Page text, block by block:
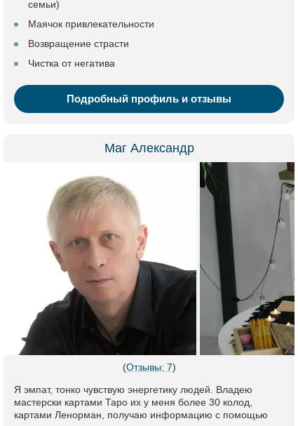
семьи)
Маячок привлекательности
Возвращение страсти
Чистка от негатива
Подробный профиль и отзывы
Маг Александр
(Отзывы: 7)
Я эмпат, тонко чувствую энергетику людей. Владею
мастерски картами Таро их у меня более 30 колод,
картами Ленорман, получаю информацию с помощью